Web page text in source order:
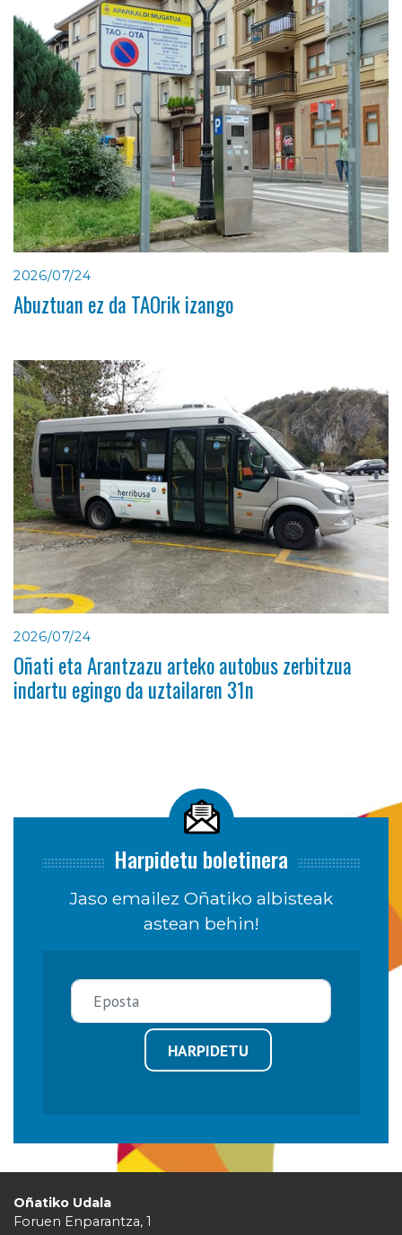
2026/07/24
Abuztuan ez da TAOrik izango
2026/07/24
Oñati eta Arantzazu arteko autobus zerbitzua
indartu egingo da uztailaren 31n
Harpidetu boletinera
Jaso emailez Oñatiko albisteak
astean behin!
HARPIDETU
Oñatiko Udala
Foruen Enparantza, 1